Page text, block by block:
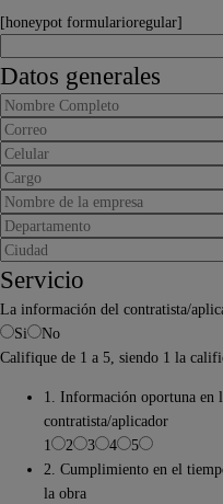
[honeypot formularioregular]
Datos generales
Servicio
La información del contratista/
Si
No
Califique de 1 a 5, siendo 1 la
1. Información oportuna en
contratista/aplicador
1
2 3 4
5
2. Cumplimiento en el
la obra